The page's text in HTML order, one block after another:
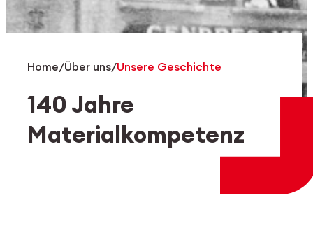
Home/Über uns/Unsere Geschichte
140 Jahre
Materialkompetenz